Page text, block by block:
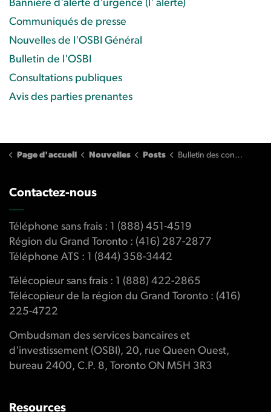
Bannière d'alerte d'urgence (l' alerte)
Communiqués de presse
Nouvelles de l'OSBI Général
Bulletin de l'OSBI
Consultations publiques
Avis des parties prenantes
Page d'accueil Nouvelles Posts Bulletin des consommateurs : Comprendre le processus de protection contre la fraude
Contactez-nous
Téléphone sans frais : 1 (888) 451-4519
Région du Grand Toronto : (416) 287-2877
Téléphone ATS : 1 (844) 358-3442
Télécopieur sans frais : 1 (888) 422-2865
Télécopieur de la région du Grand Toronto : (416)
225-4722
Ombudsman des services bancaires et
d'investissement (OSBI), 20, rue Queen Ouest,
bureau 2400, C.P. 8, Toronto ON M5H 3R3
Resources